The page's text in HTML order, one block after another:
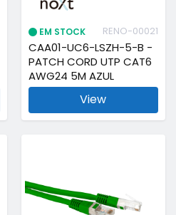
EM STOCK RENO-00021
CAA01-UC6-LSZH-5-B -
PATCH CORD UTP CAT6
AWG24 5M AZUL
View